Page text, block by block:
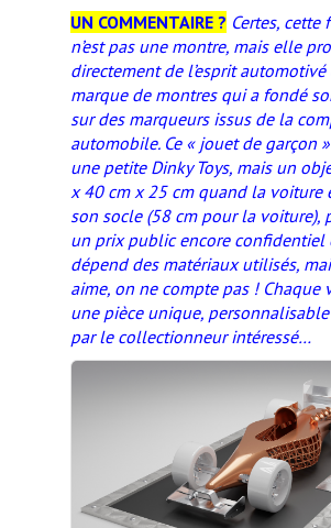
UN COMMENTAIRE ? Certes, cette
n’est pas une montre, mais elle
directement de l’esprit automotivé
marque de montres qui a fondé
sur des marqueurs issus de la
automobile. Ce « jouet de garçon »
une petite Dinky Toys, mais un
x 40 cm x 25 cm quand la voiture
son socle (58 cm pour la voiture),
un prix public encore confidentiel
dépend des matériaux utilisés,
aime, on ne compte pas ! Chaque
une pièce unique,
par le collectionneur intéressé…